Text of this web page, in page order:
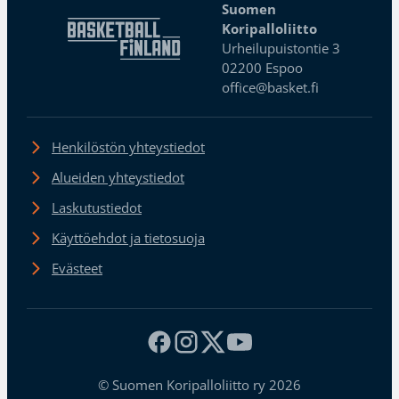
Suomen
Koripalloliitto
Urheilupuistontie 3
02200 Espoo
office@basket.fi
Henkilöstön yhteystiedot
Alueiden yhteystiedot
Laskutustiedot
Käyttöehdot ja tietosuoja
Evästeet
© Suomen Koripalloliitto ry 2026